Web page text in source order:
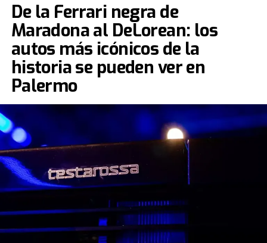
De la Ferrari negra de
Maradona al DeLorean: los
autos más icónicos de la
historia se pueden ver en
Palermo